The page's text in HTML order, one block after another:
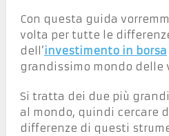
Con questa guida
volta per tutte le
dell’investimento in borsa
grandissimo mondo delle
Si tratta dei due più
al mondo, quindi cercare
differenze di questi